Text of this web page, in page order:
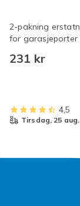
2-pakning
for garasjeporter
| ML700 | ML500 |
231 kr
4,5
tirsdag, 25 aug.